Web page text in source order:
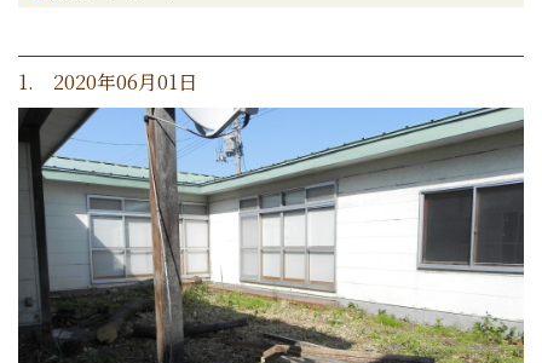
1. 2020年06月01日